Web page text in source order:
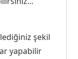
şekil
yapabilir